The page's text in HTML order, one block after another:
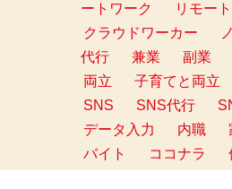
ートワーク
リモート
クラウドワーカー
代行
兼業 副業
両立
子育てと両立
SNS
SNS代行
データ入力
内職
バイト
ココナラ